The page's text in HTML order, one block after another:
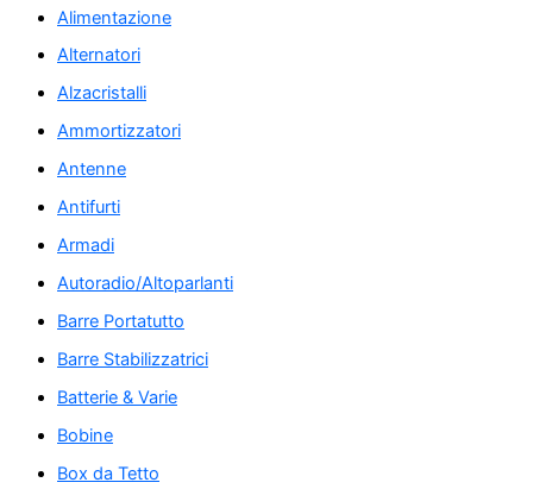
Alimentazione
Alternatori
Alzacristalli
Ammortizzatori
Antenne
Antifurti
Armadi
Autoradio/Altoparlanti
Barre Portatutto
Barre Stabilizzatrici
Batterie & Varie
Bobine
Box da Tetto